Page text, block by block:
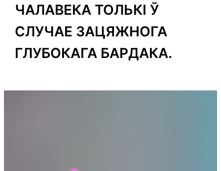
ЧАЛАВЕКА ТОЛЬКІ Ў
СЛУЧАЕ ЗАЦЯЖНОГА
ГЛУБОКАГА БАРДАКА.